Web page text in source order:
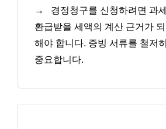
→
경정청구를 신청하려면 과
환급받을 세액의 계산 근거가 되
해야 합니다. 증빙 서류를 철저
중요합니다.